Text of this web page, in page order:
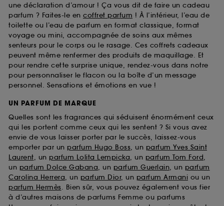
une déclaration d’amour ! Ça vous dit de faire un cadeau
parfum ? Faites-le en coffret parfum ! À l’intérieur, l’eau de
toilette ou l’eau de parfum en format classique, format
voyage ou mini, accompagnée de soins aux mêmes
senteurs pour le corps ou le rasage. Ces coffrets cadeaux
peuvent même renfermer des produits de maquillage. Et
pour rendre cette surprise unique, rendez-vous dans notre
pour personnaliser le flacon ou la boîte d’un message
personnel. Sensations et émotions en vue !
UN PARFUM DE MARQUE
Quelles sont les fragrances qui séduisent énormément ceux
qui les portent comme ceux qui les sentent ? Si vous avez
envie de vous laisser porter par le succès, laissez-vous
emporter par un parfum Hugo Boss, un parfum Yves Saint
Laurent, un parfum Lolita Lempicka, un parfum Tom Ford,
un parfum Dolce Gabana, un parfum Guerlain, un parfum
Carolina Herrera, un parfum Dior, un parfum Armani ou un
parfum Hermès. Bien sûr, vous pouvez également vous fier
à d’autres maisons de parfums Femme ou parfums